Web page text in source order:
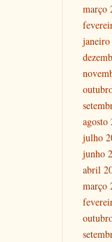
março
agosto
julho
junho
abril
março